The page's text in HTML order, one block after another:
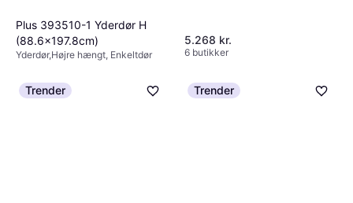
Plus 393510-1 Yderdør H
(88.6x197.8cm)
Yderdør,Højre hængt, Enkeltdør
6 butikker
5.268 kr.
6 butikker
Trender Trender